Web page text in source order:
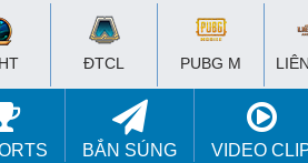
ĐTCL PUBG M
BẮN SÚNG VIDEO